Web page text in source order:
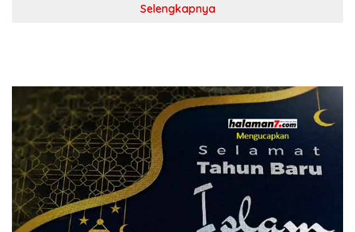
Selengkapnya